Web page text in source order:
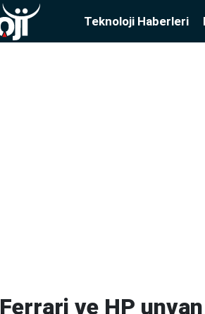
Teknoloji Haberleri
Ferrari ve HP